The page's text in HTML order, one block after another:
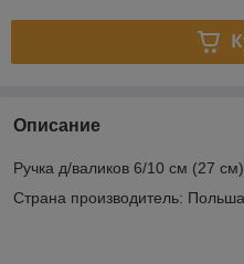
Описание
Ручка д/валиков 6/10 см (27
Страна производитель: